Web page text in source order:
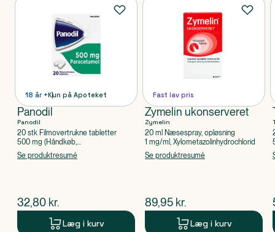
18 år +Kun på Apoteket
Panodil
Panodil
20 stk Filmovertrukne tabletter
500 mg (Håndkøb,
apoteksforbeholdt), Paracetamol
Se produktresumé
$nuværende pris
32,80 kr.
Læg i kurv
Fast lav pris
Zymelin ukonserveret
Zymelin
20 ml Næsespray, opløsning
1 mg/ml, Xylometazolinhydrochlorid
Se produktresumé
$nuværende pris
89,95 kr.
Læg i kurv